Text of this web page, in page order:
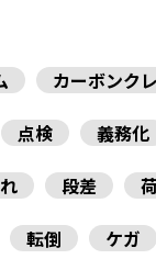
カーボンク
点検 義務化
段差
転倒 ケガ